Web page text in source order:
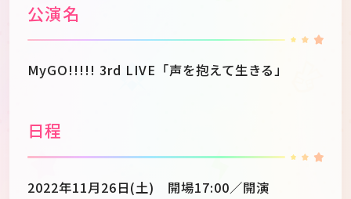
公演名
MyGO!!!!! 3rd LIVE「声を抱えて生きる」
日程
2022年11月26日(土) 開場17:00／開演